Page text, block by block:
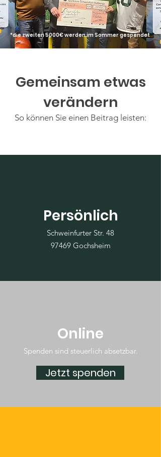
*die zweiten 5000€ werden im Sommer gespendet
Gemeinsam etwas
verändern
So können Sie einen Beitrag leisten:
Persönlich
Schweinfurter Str. 48
97469 Gochsheim
Online
Spenden sind steuerlich absetzbar.
Jetzt spenden